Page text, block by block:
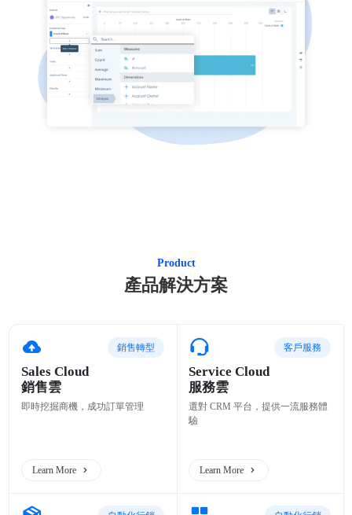
Product
產品解決方案
銷售轉型
Sales Cloud
銷售雲
即時挖掘商機，成功訂單管理
Learn More
客戶服務
Service Cloud
服務雲
選對 CRM 平台，提供一流服務體
驗
Learn More